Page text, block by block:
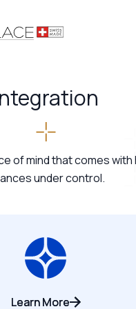
of mind that comes with
under control.
Learn More
Learn More